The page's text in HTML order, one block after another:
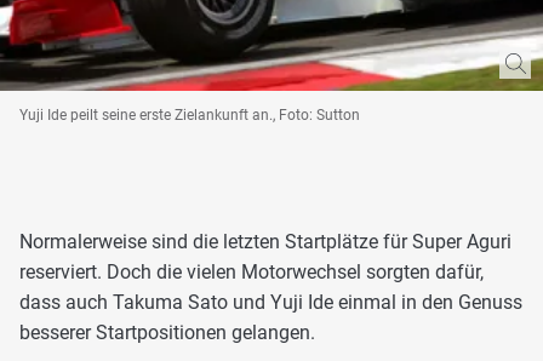
Yuji Ide peilt seine erste Zielankunft an., Foto: Sutton
Normalerweise sind die letzten Startplätze für Super Aguri
reserviert. Doch die vielen Motorwechsel sorgten dafür,
dass auch Takuma Sato und Yuji Ide einmal in den Genuss
besserer Startpositionen gelangen.